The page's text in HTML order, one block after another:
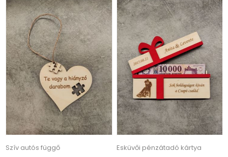
Szív autós függő Esküvői pénzátadó kártya